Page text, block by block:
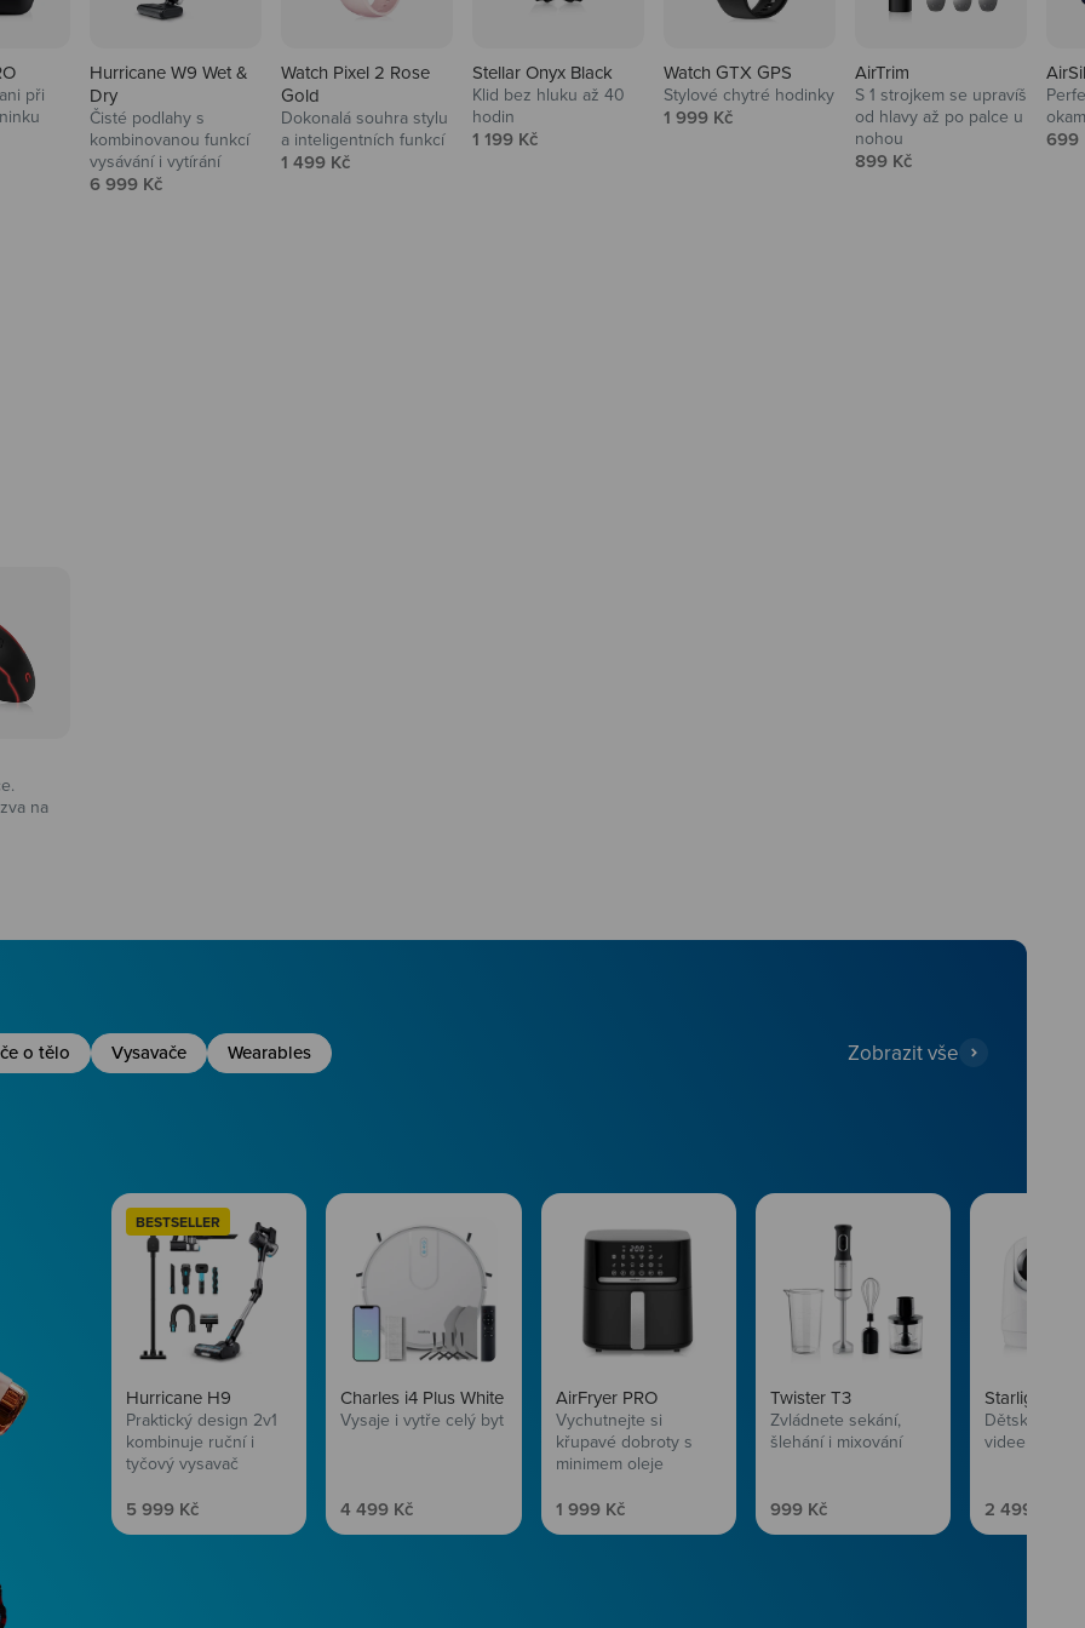
při
Hurricane W9 Wet &
Dry
Čisté podlahy s
kombinovanou funkcí
vysávání i vytírání
Prodejní cena
6 999 Kč
Watch Pixel 2 Rose
Gold
Dokonalá souhra stylu
a inteligentních funkcí
Prodejní cena
1 499 Kč
Stellar Onyx Black
Klid bez hluku až 40
hodin
Prodejní cena
1 199 Kč
Watch GTX GPS
Stylové chytré hodinky
Prodejní cena
1 999 Kč
AirTrim
S 1 strojkem se upravíš
od hlavy až po palce u
nohou
Prodejní cena
899 Kč
699
na
o tělo Vysavače Wearables Zobrazit vše
BESTSELLER
Hurricane H9
Praktický design 2v1
kombinuje ruční i
tyčový vysavač
Prodejní cena
5 999 Kč
Charles i4 Plus White
Vysaje i vytře celý byt
Prodejní cena
4 499 Kč
AirFryer PRO
Vychutnejte si
křupavé dobroty s
minimem oleje
Prodejní cena
1 999 Kč
Twister T3
Zvládnete sekání,
šlehání i mixování
Prodejní cena
999 Kč
Starlight SL5
Dětská
videem
Prodejní
2 499 Kč
Péče o vlasy